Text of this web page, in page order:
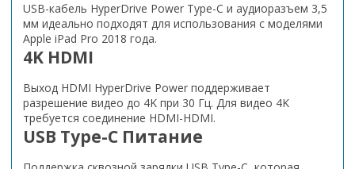
USB-кабель HyperDrive Power Type-C и аудиоразъем 3,5
мм идеально подходят для использования с моделями
Apple iPad Pro 2018 года.
4K HDMI
Выход HDMI HyperDrive Power поддерживает
разрешение видео до 4K при 30 Гц. Для видео 4K
требуется соединение HDMI-HDMI.
USB Type-C Питание